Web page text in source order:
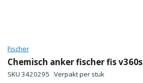
Fischer
Chemisch anker fischer fis v360s
SKU 3420295 Verpakt per stuk